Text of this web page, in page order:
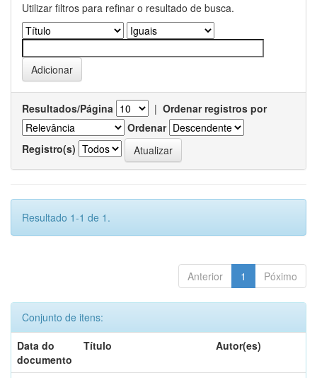
Utilizar filtros para refinar o resultado de busca.
Resultados/Página | Ordenar registros por
Ordenar
Registro(s)
Resultado 1-1 de 1.
Anterior 1 Póximo
Conjunto de itens:
Data do
documento
Título Autor(es)